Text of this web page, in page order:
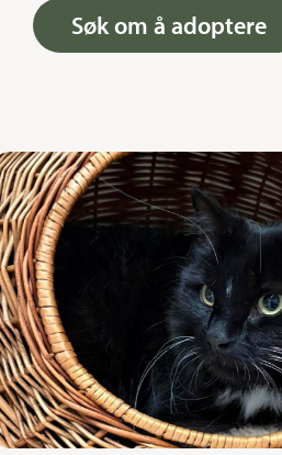
Søk om å adoptere